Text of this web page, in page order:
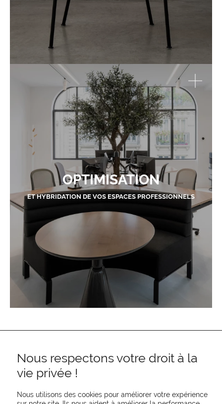
OPTIMISATION
ET HYBRIDATION DE VOS ESPACES PROFESSIONNELS
Nous respectons votre droit à la
vie privée !
Nous utilisons des cookies pour améliorer votre expérience